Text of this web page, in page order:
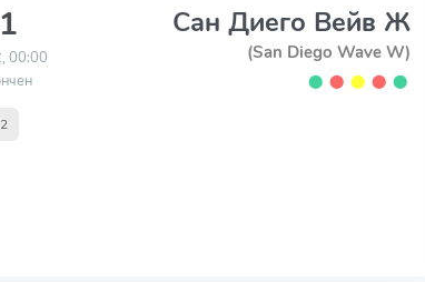
00:00
Сан Диего Вейв Ж
(San Diego Wave W)
⬤ ⬤ ⬤ ⬤ ⬤